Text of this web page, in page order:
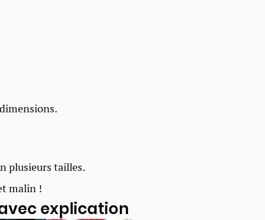
plusieurs tailles.
malin !
explication